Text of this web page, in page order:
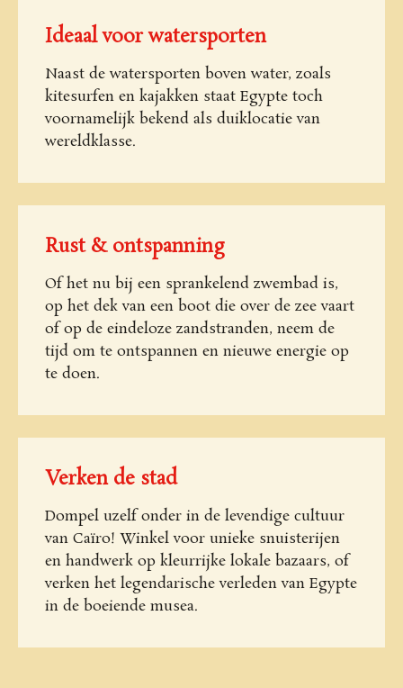
Ideaal voor watersporten
Naast de watersporten boven water, zoals
kitesurfen en kajakken staat Egypte toch
voornamelijk bekend als duiklocatie van
wereldklasse.
Rust & ontspanning
Of het nu bij een sprankelend zwembad is,
op het dek van een boot die over de zee vaart
of op de eindeloze zandstranden, neem de
tijd om te ontspannen en nieuwe energie op
te doen.
Verken de stad
Dompel uzelf onder in de levendige cultuur
van Caïro! Winkel voor unieke snuisterijen
en handwerk op kleurrijke lokale bazaars, of
verken het legendarische verleden van Egypte
in de boeiende musea.